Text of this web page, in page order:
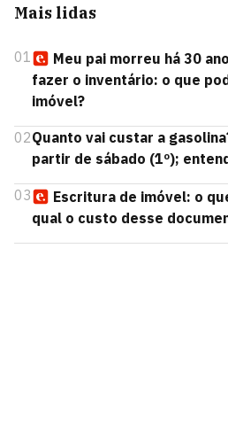
Mais lidas
01
Meu pai morreu há 30
fazer o inventário: o que
imóvel?
02Quanto vai custar a
partir de sábado (1º);
03
Escritura de imóvel: o
qual o custo desse